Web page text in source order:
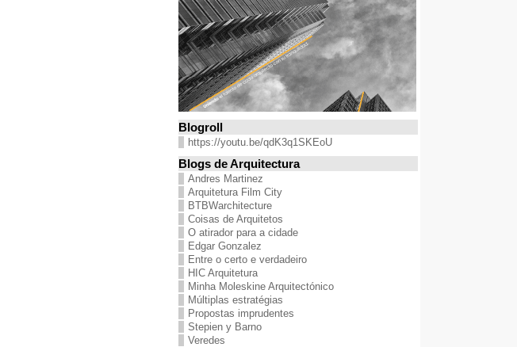
Blogroll
https://youtu.be/qdK3q1SKEoU
Blogs de Arquitectura
Andres Martinez
Arquitetura Film City
BTBWarchitecture
Coisas de Arquitetos
O atirador para a cidade
Edgar Gonzalez
Entre o certo e verdadeiro
HIC Arquitetura
Minha Moleskine Arquitectónico
Múltiplas estratégias
Propostas imprudentes
Stepien y Barno
Veredes